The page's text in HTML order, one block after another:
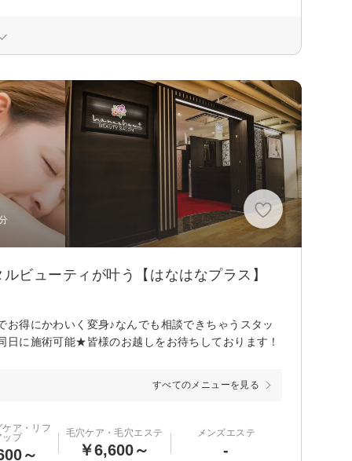
ビューティが叶う【はなはなプラス】
得にかわいく変身♪なんでも相談できちゃうスタッ
に施術可能★皆様のお越しをお待ちしております！
すべてのメニューを見る
ア・リフ
ップ
～
毛穴ケア・毛穴エステ
￥6,600～
メンズエステ
-